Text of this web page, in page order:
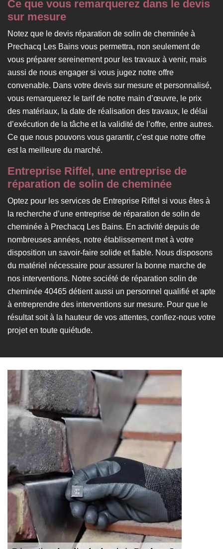
Ce que vous remarquerez dans le devis
sur mesure
Notez que le devis réparation de solin de cheminée à
Prechacq Les Bains vous permettra, non seulement de
vous préparer sereinement pour les travaux à venir, mais
aussi de nous engager si vous jugez notre offre
convenable. Dans votre devis sur mesure et personnalisé,
vous remarquerez le tarif de notre main d’œuvre, le prix
des matériaux, la date de réalisation des travaux, le délai
d’exécution de la tâche et la validité de l’offre, entre autres.
Ce que nous pouvons vous garantir, c’est que notre offre
est la meilleure du marché.
Entreprise Riffel, une entreprise de
réparation de solin de cheminée
Optez pour les services de Entreprise Riffel si vous êtes à
la recherche d’une entreprise de réparation de solin de
cheminée à Prechacq Les Bains. En activité depuis de
nombreuses années, notre établissement met à votre
disposition un savoir-faire solide et fiable. Nous disposons
du matériel nécessaire pour assurer la bonne marche de
nos interventions. Notre société de réparation solin de
cheminée 40465 détient aussi un personnel qualifié et apte
à entreprendre des interventions sur mesure. Pour que le
résultat soit à la hauteur de vos attentes, confiez-nous votre
projet en toute quiétude.